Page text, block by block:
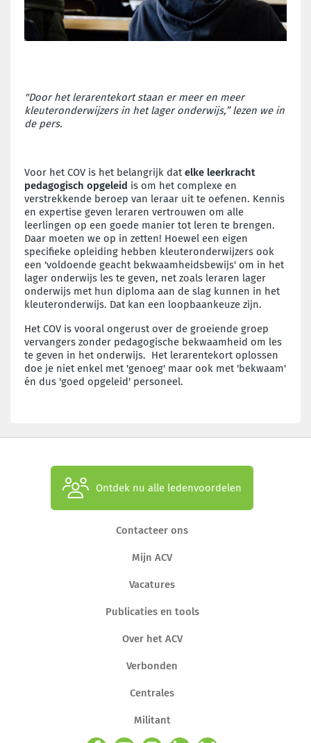
"Door het lerarentekort staan er meer en meer
kleuteronderwijzers in het lager onderwijs,” lezen we in
de pers.
Voor het COV is het belangrijk dat elke leerkracht
pedagogisch opgeleid is om het complexe en
verstrekkende beroep van leraar uit te oefenen. Kennis
en expertise geven leraren vertrouwen om alle
leerlingen op een goede manier tot leren te brengen.
Daar moeten we op in zetten! Hoewel een eigen
specifieke opleiding hebben kleuteronderwijzers ook
een 'voldoende geacht bekwaamheidsbewijs' om in het
lager onderwijs les te geven, net zoals leraren lager
onderwijs met hun diploma aan de slag kunnen in het
kleuteronderwijs. Dat kan een loopbaankeuze zijn.
Het COV is vooral ongerust over de groeiende groep
vervangers zonder pedagogische bekwaamheid om les
te geven in het onderwijs. Het lerarentekort oplossen
doe je niet enkel met 'genoeg' maar ook met 'bekwaam'
én dus 'goed opgeleid' personeel.
Ontdek nu alle ledenvoordelen
Contacteer ons
Mijn ACV
Vacatures
Publicaties en tools
Over het ACV
Verbonden
Centrales
Militant